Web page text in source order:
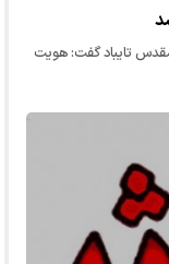
تایباد گفت: هویت